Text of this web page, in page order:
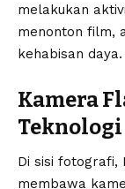
melakukan
menonton film,
kehabisan daya.
Kamera
Teknologi
Di sisi fotografi,
membawa